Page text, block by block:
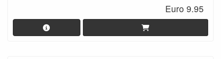
Euro 9.95